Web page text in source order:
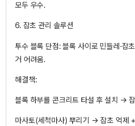
모두 우수.
6. 잡초 관리 솔루션
투수 블록 단점: 블록 사이로 민들레·잡
거 어려움.
해결책:
블록 하부를 콘크리트 타설 후 설치 →
마사토(세척마사) 뿌리기 → 잡초 억제